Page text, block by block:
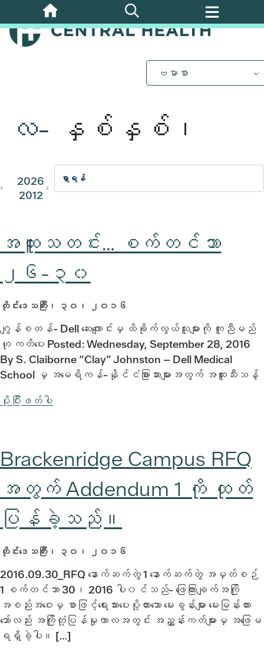
အဓိက
အကြောင်းအရာ
သို့
ဗမာစာ
လ- နှစ်နှစ်၊
2026 2025
2012
2011
အထူးသတင်း… စက်တင်ဘာ
၂၆-၃၀
တိုင်းဒေသကြီး၊ ၃၀၊ ၂၀၁၆
ဂျွန်စတန်- Dell ဆေးကျောင်းမှ ထိခိုက်လွယ်သူများကို ကူညီမည်
ဟု ကတိပေး Posted: Wednesday, September 28, 2016
By S. Claiborne “Clay” Johnston – Dell Medical
School မှ အမေရိကန်-နိုင်ငံခြားသားများအတွက် အထူးသီးသန့်
ပိုပြီးဖတ်ပါ
Brackenridge Campus RFQ
အတွက် Addendum 1 ကို ထုတ်
ပြန်ခဲ့သည်။
တိုင်းဒေသကြီး၊ ၃၀၊ ၂၀၁၆
2016.09.30_RFQ နောက်ဆက်တွဲ 1 နောက်ဆက်တွဲ အမှတ်စဉ်
1 စက်တင်ဘာ 30၊ 2016 ပါ၀င်သည်- ဖြေကြားချက်အကြို
အစည်းအဝေးမှ စာဖြင့်ရေးသားပေးပို့ထားသော မေးခွန်းများ မေးမြန်းထား
သော်လည်း အကြိုတုံ့ပြန်မှုကာလအတွင်း အညွှန်းကတ်များမှ အဖြေမ
ရရှိခဲ့ပါ။ […]